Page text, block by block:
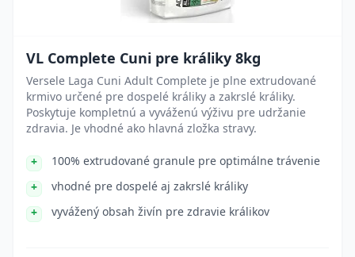
VL Complete Cuni pre králiky 8kg
Versele Laga Cuni Adult Complete je plne extrudované
krmivo určené pre dospelé králiky a zakrslé králiky.
Poskytuje kompletnú a vyváženú výživu pre udržanie
zdravia. Je vhodné ako hlavná zložka stravy.
100% extrudované granule pre optimálne trávenie
vhodné pre dospelé aj zakrslé králiky
vyvážený obsah živín pre zdravie králikov